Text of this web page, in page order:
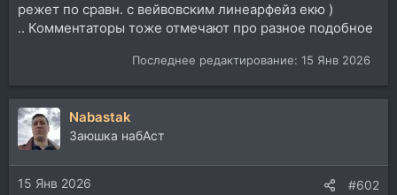
режет по сравн. с вейвовским линеарфейз екю )
.. Комментаторы тоже отмечают про разное подобное
Последнее редактирование: 15 Янв 2026
Nabastak
Заюшка набАст
15 Янв 2026 #602